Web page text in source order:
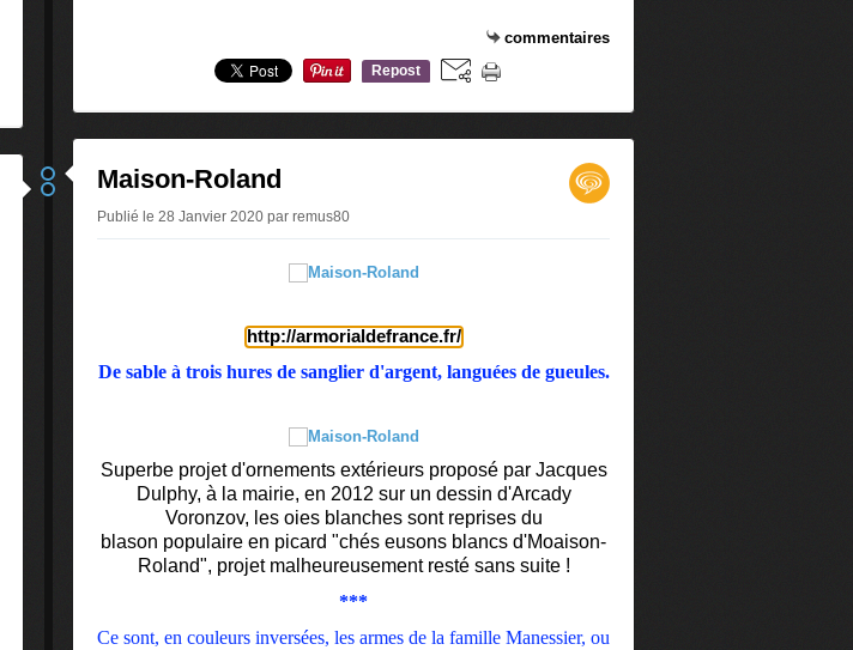
commentaires
Repost
Maison-Roland
Publié le 28 Janvier 2020 par remus80
http://armorialdefrance.fr/
De sable à trois hures de sanglier d'argent, languées de gueules.
Superbe projet d'ornements extérieurs proposé par Jacques
Dulphy, à la mairie, en 2012 sur un dessin d'Arcady
Voronzov, les oies blanches sont reprises du
blason populaire en picard "chés eusons blancs d'Moaison-
Roland", projet malheureusement resté sans suite !
***
Ce sont, en couleurs inversées, les armes de la famille Manessier, ou